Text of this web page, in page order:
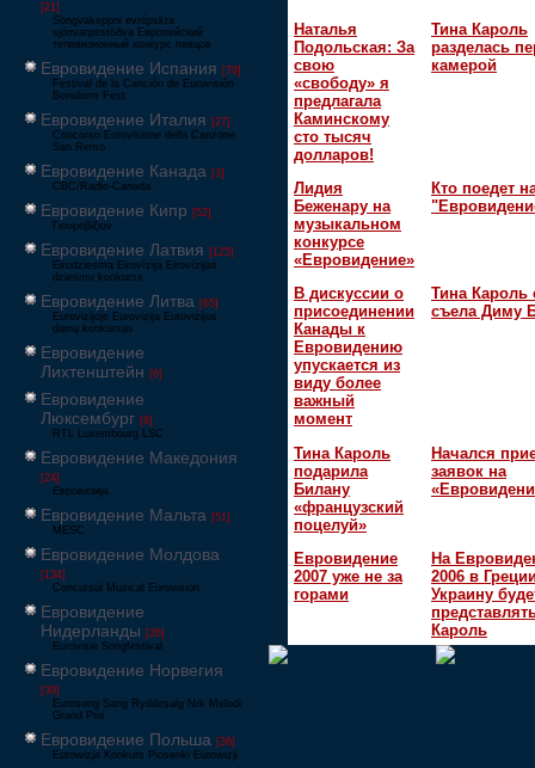
[21]
Söngvakeppni evrópskra
sjónvarpsstöðva Европейский
телевизионный конкурс певцов
Евровидение Испания [79]
Festival de la Canción de Eurovisión
Benidorm Fest
Евровидение Италия [27]
Concorso Eurovisione della Canzone
San Remo
Евровидение Канада [3]
CBC/Radio-Canada
Евровидение Кипр [52]
Γιουροβίζιον
Евровидение Латвия [125]
Eirodziesma Eirovīzija Eirovīzijas
dziesmu konkurss
Евровидение Литва [65]
Eurovizijoje Eurovizija Eurovizijos
dainų konkursas
Евровидение
Лихтенштейн [6]
Евровидение
Люксембург [6]
RTL Luxembourg LSC
Евровидение Македония
[24]
Евровизија
Евровидение Мальта [51]
MESC
Евровидение Молдова
[134]
Concursul Muzical Eurovision
Евровидение
Нидерланды [26]
Eurovisie Songfestival
Евровидение Норвегия
[39]
Eurosong Sang Ryddesalg Nrk Melodi
Grand Prix
Евровидение Польша [36]
Eurowizja Konkurs Piosenki Eurowizji
Наталья
Подольская: За
свою
«свободу» я
предлагала
Каминскому
сто тысяч
долларов!
Тина Кароль
разделась
камерой
Лидия
Беженару на
музыкальном
конкурсе
«Евровидение»
Кто поедет
В дискуссии о
присоединении
Канады к
Евровидению
упускается из
виду более
важный
момент
Тина Кароль
съела Диму
Тина Кароль
подарила
Билану
«французский
поцелуй»
Начался
заявок на
Евровидение
2007 уже не за
горами
На
2006 в
Украину
Кароль